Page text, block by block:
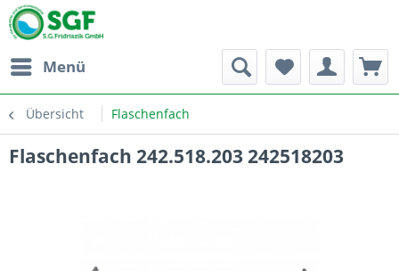
Menü
Übersicht Flaschenfach
Flaschenfach 242.518.203 242518203